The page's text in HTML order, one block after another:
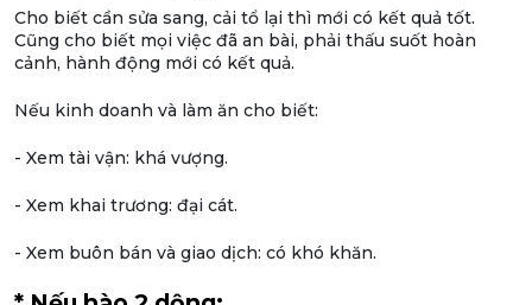
Cho biết cần sửa sang, cải tổ lại thì mới có kết quả tốt.
Cũng cho biết mọi việc đã an bài, phải thấu suốt hoàn
cảnh, hành động mới có kết quả.
Nếu kinh doanh và làm ăn cho biết:
- Xem tài vận: khá vượng.
- Xem khai trương: đại cát.
- Xem buôn bán và giao dịch: có khó khăn.